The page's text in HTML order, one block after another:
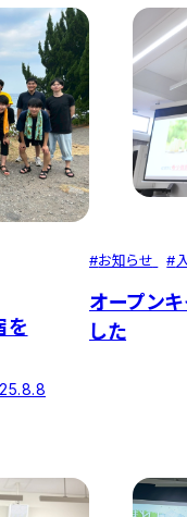
を
#お知らせ #
オープン
した